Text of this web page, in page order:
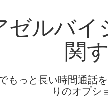
ゼルバ
関
もっと長い時間通話
りのオプシ